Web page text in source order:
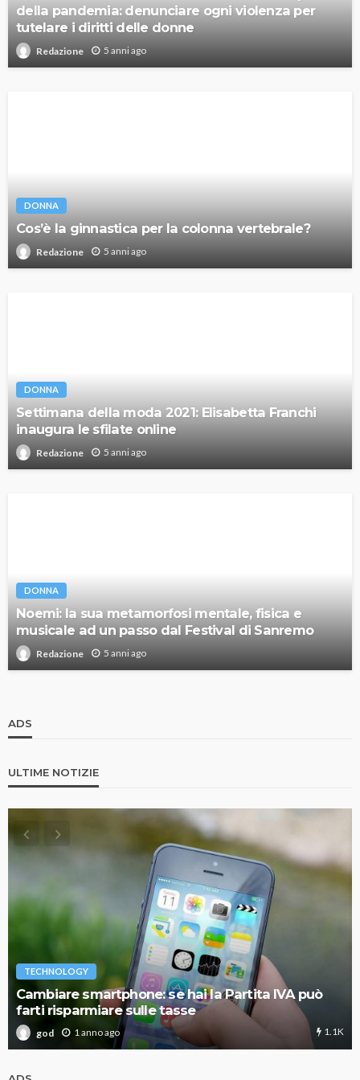
della pandemia: denunciare ogni violenza per
tutelare i diritti delle donne
Redazione 5 anni ago
DONNA
Cos’è la ginnastica per la colonna vertebrale?
Redazione 5 anni ago
DONNA
Settimana della moda 2021: Elisabetta Franchi
inaugura le sfilate online
Redazione 5 anni ago
DONNA
Noemi: la sua metamorfosi mentale, fisica e
musicale ad un passo dal Festival di Sanremo
Redazione 5 anni ago
ADS
ULTIME NOTIZIE
TECHNOLOGY
Cambiare smartphone: se hai la Partita IVA può
farti risparmiare sulle tasse
god 1 anno ago 1.1K